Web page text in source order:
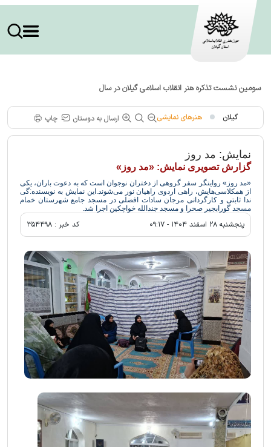
سومین نشست تذکره هنر انقلاب اسلامی گیلان در سال
گیلان هنرهای نمایشی ارسال به دوستان چاپ
نمایش: مد روز
گزارش تصویری نمایش: «مد روز»
«مد روز» روایتگر سفر گروهی از دختران نوجوان است که به دعوت باران، یکی
از همکلاسی‌هایش، راهی اردوی راهیان نور می‌شوند.این نمایش به نویسنده:گی
ندا ثابتی و کارگردانی مرجان سادات افضلی در مسجد جامع شهرستان خمام
مسجد گورابجیر صحرا و مسجد جندالله خواچکین اجرا شد.
پنجشنبه ۲۸ اسفند ۱۴۰۴ - ۰۹:۱۷ کد خبر :